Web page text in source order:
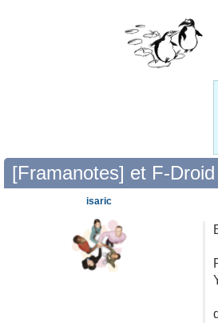
[Framanotes] et F-
isaric